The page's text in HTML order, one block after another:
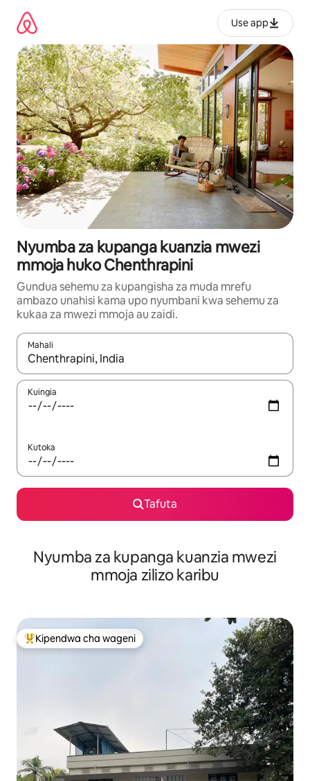
kwenda
kwenye
maudhui
Use app
Nyumba za kupanga kuanzia mwezi
mmoja huko Chenthrapini
Gundua sehemu za kupangisha za muda mrefu
ambazo unahisi kama upo nyumbani kwa sehemu za
kukaa za mwezi mmoja au zaidi.
Mahali
Wakati matokeo yanapatikana, vinjari kwa kutumia vitufe vya
Kuingia
Kutoka
Tafuta
Nyumba za kupanga kuanzia mwezi
mmoja zilizo karibu
Kipendwa maarufu cha wageni
Kipendwa cha wageni